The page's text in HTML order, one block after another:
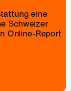
eine
Schweizer
Online-Report